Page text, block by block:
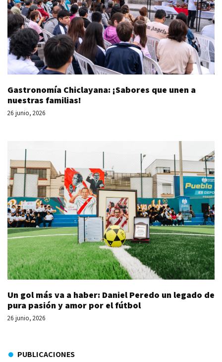
Gastronomía Chiclayana: ¡Sabores que unen a
nuestras familias!
26 junio, 2026
Un gol más va a haber: Daniel Peredo un legado de
pura pasión y amor por el fútbol
26 junio, 2026
PUBLICACIONES